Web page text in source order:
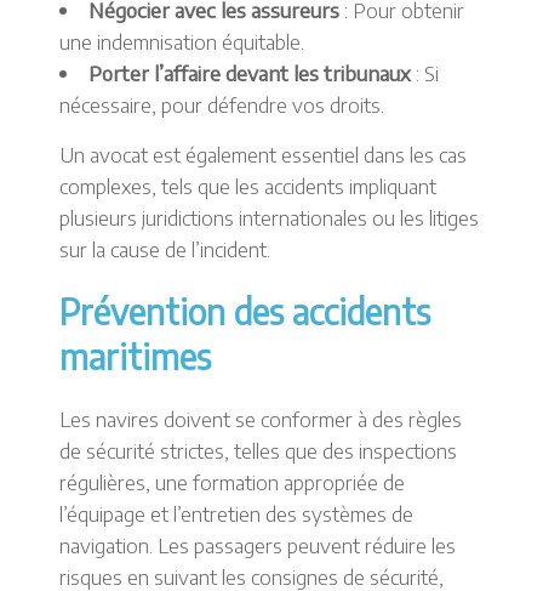
Négocier avec les assureurs : Pour obtenir
une indemnisation équitable.
Porter l’affaire devant les tribunaux : Si
nécessaire, pour défendre vos droits.
Un avocat est également essentiel dans les cas
complexes, tels que les accidents impliquant
plusieurs juridictions internationales ou les litiges
sur la cause de l’incident.
Prévention des accidents
maritimes
Les navires doivent se conformer à des règles
de sécurité strictes, telles que des inspections
régulières, une formation appropriée de
l’équipage et l’entretien des systèmes de
navigation. Les passagers peuvent réduire les
risques en suivant les consignes de sécurité,